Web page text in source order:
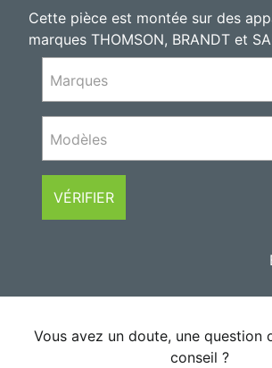
Cette pièce est montée sur des
marques THOMSON, BRANDT et
Marques
Modèles
VÉRIFIER
Vous avez un doute, une question
conseil ?